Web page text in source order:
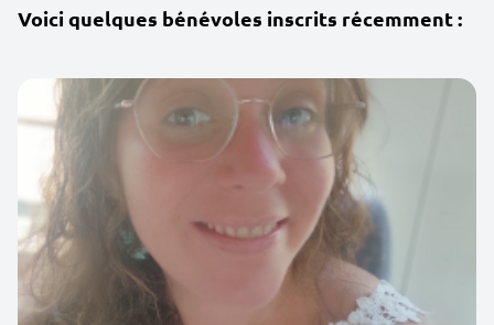
Voici quelques bénévoles inscrits récemment :